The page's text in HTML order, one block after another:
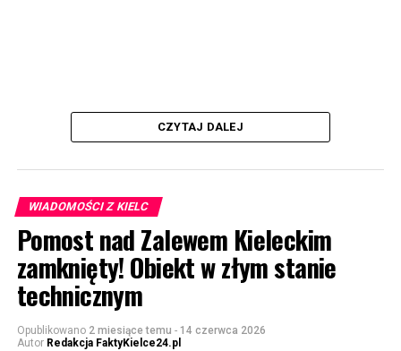
CZYTAJ DALEJ
WIADOMOŚCI Z KIELC
Pomost nad Zalewem Kieleckim
zamknięty! Obiekt w złym stanie
technicznym
Opublikowano 2 miesiące temu - 14 czerwca 2026
Autor Redakcja FaktyKielce24.pl